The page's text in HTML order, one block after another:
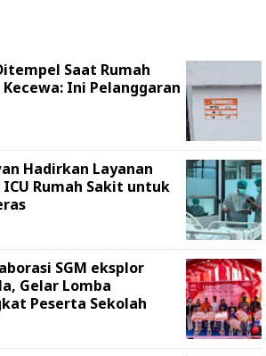
Saat Rumah
Kecewa: Ini Pelanggaran
Hadirkan Layanan
ICU Rumah Sakit untuk
SGM eksplor
Gelar Lomba
Peserta Sekolah